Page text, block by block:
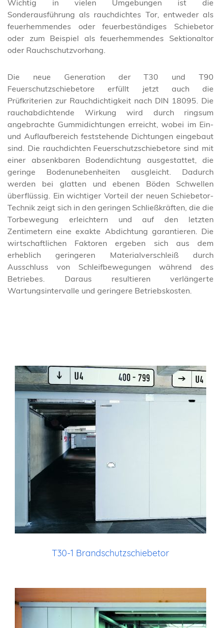
Wichtig in vielen Umgebungen ist die
Sonderausführung als rauchdichtes Tor, entweder als
feuerhemmendes oder feuerbeständiges Schiebetor
oder zum Beispiel als feuerhemmendes Sektionaltor
oder Rauchschutzvorhang.
Die neue Generation der T30 und T90
Feuerschutzschiebetore erfüllt jetzt auch die
Prüfkriterien zur Rauchdichtigkeit nach DIN 18095. Die
rauchabdichtende Wirkung wird durch ringsum
angebrachte Gummidichtungen erreicht, wobei im Ein-
und Auflaufbereich feststehende Dichtungen eingebaut
sind. Die rauchdichten Feuerschutzschiebetore sind mit
einer absenkbaren Bodendichtung ausgestattet, die
geringe Bodenunebenheiten ausgleicht. Dadurch
werden bei glatten und ebenen Böden Schwellen
überflüssig. Ein wichtiger Vorteil der neuen Schiebetor-
Technik zeigt sich in den geringen Schließkräften, die die
Torbewegung erleichtern und auf den letzten
Zentimetern eine exakte Abdichtung garantieren. Die
wirtschaftlichen Faktoren ergeben sich aus dem
erheblich geringeren Materialverschleiß durch
Ausschluss von Schleifbewegungen während des
Betriebes. Daraus resultieren verlängerte
Wartungsintervalle und geringere Betriebskosten.
T30-1 Brandschutzschiebetor